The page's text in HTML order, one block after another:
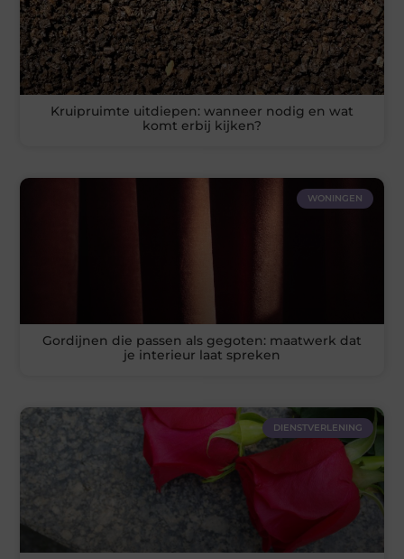
Kruipruimte uitdiepen: wanneer nodig en wat
komt erbij kijken?
WONINGEN
Gordijnen die passen als gegoten: maatwerk dat
je interieur laat spreken
DIENSTVERLENING